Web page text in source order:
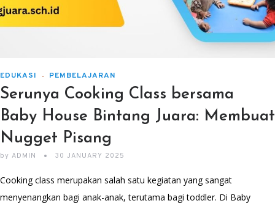
EDUKASI PEMBELAJARAN
Serunya Cooking Class bersama
Baby House Bintang Juara: Membuat
Nugget Pisang
by ADMIN 30 JANUARY 2025
Cooking class merupakan salah satu kegiatan yang sangat
menyenangkan bagi anak-anak, terutama bagi toddler. Di Baby